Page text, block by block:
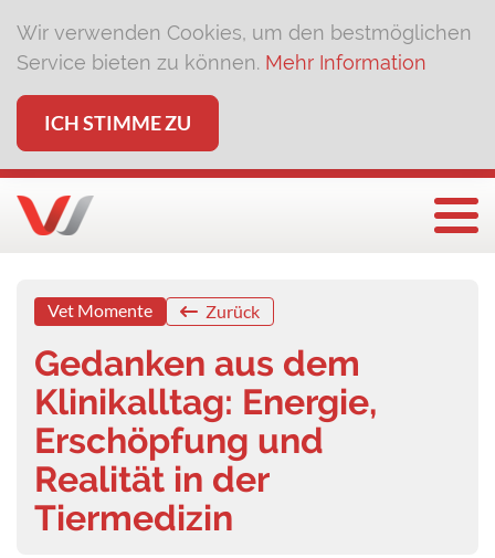
Wir verwenden Cookies, um den bestmöglichen
Service bieten zu können. Mehr Information
ICH STIMME ZU
Vet Momente Zurück
Gedanken aus dem
Klinikalltag: Energie,
Erschöpfung und
Realität in der
Tiermedizin